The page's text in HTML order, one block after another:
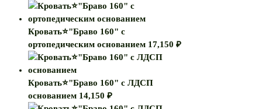
Кровать⭐"Браво 160" с
ортопедическим основанием 17,150 ₽
Кровать⭐"Браво 160" с ЛДСП
основанием 14,150 ₽